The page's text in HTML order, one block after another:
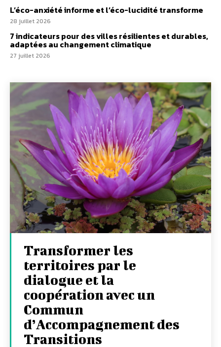
L’éco-anxiété informe et l’éco-lucidité transforme
28 juillet 2026
7 indicateurs pour des villes résilientes et durables,
adaptées au changement climatique
27 juillet 2026
Transformer les
territoires par le
dialogue et la
coopération avec un
Commun
d’Accompagnement des
Transitions